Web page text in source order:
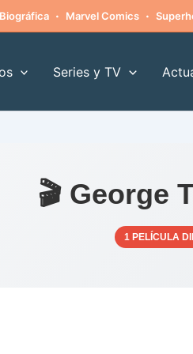
Biográfica · Marvel Comics ·
Series y TV
🎬 George
1 PELÍCULA